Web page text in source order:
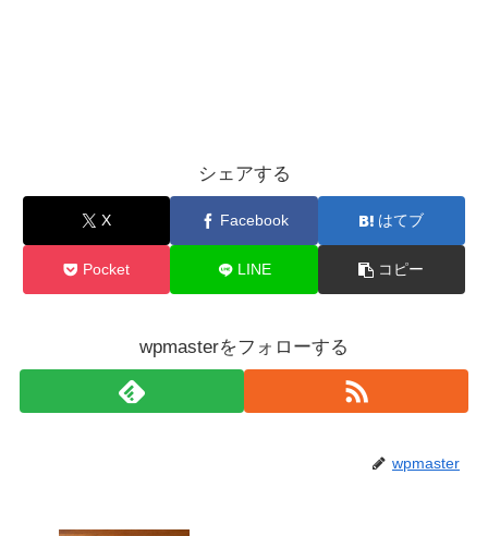
シェアする
X Facebook はてブ
Pocket LINE コピー
wpmasterをフォローする
wpmaster